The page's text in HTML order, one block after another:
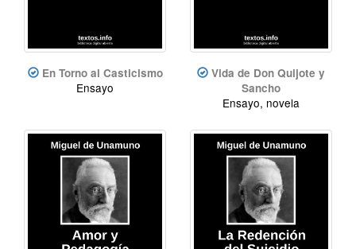
En Torno al Casticismo
Ensayo
Vida de Don Quijote y
Sancho
Ensayo, novela